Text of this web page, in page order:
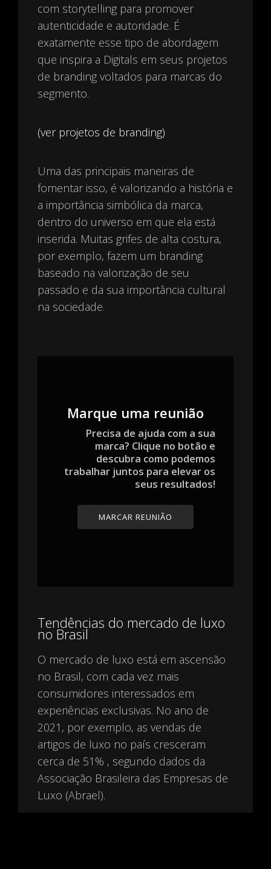
com storytelling para promover
autenticidade e autoridade. É
exatamente esse tipo de abordagem
que inspira a Digitals em seus projetos
de branding voltados para marcas do
segmento.
(ver projetos de branding)
Uma das principais maneiras de
fomentar isso, é valorizando a história e
a importância simbólica da marca,
dentro do universo em que ela está
inserida. Muitas grifes de alta costura,
por exemplo, fazem um branding
baseado na valorização de seu
passado e da sua importância cultural
na sociedade.
Marque uma reunião
Precisa de ajuda com a sua
marca? Clique no botão e
descubra como podemos
trabalhar juntos para elevar os
seus resultados!
MARCAR REUNIÃO
Tendências do mercado de luxo
no Brasil
O mercado de luxo está em ascensão
no Brasil, com cada vez mais
consumidores interessados em
experiências exclusivas. No ano de
2021, por exemplo, as vendas de
artigos de luxo no país cresceram
cerca de 51% , segundo dados da
Associação Brasileira das Empresas de
Luxo (Abrael).
PRIVACIDADE
Usamos cookies para personalizar sua experiência e medir os
resultados das nossas campanhas, com base no legítimo
interesse. Saiba mais na nossa Política de Privacidade.